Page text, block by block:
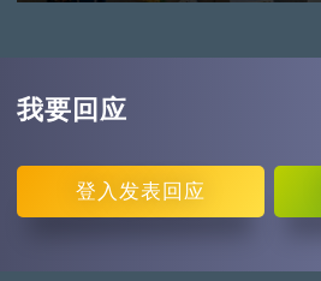
我要回应
登入 发表回应